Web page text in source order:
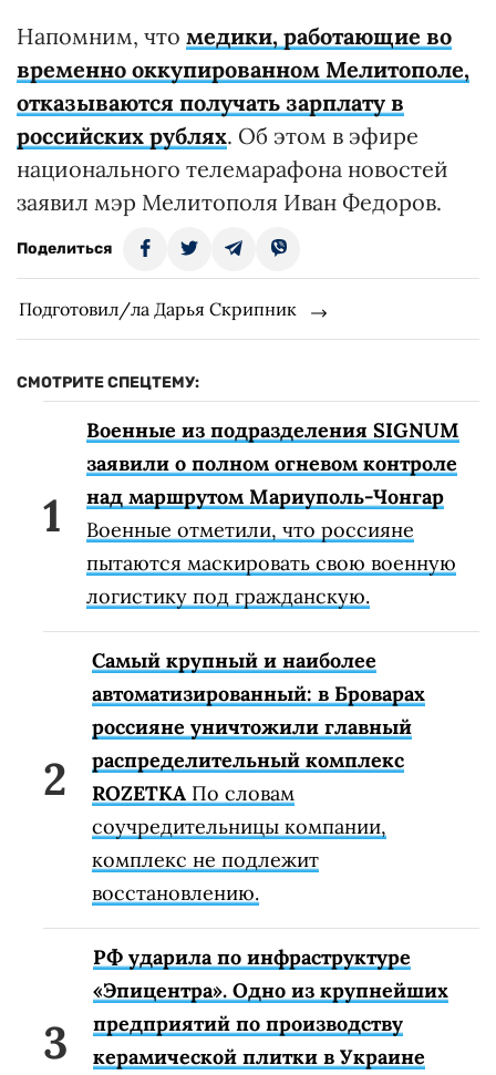
Напомним, что медики, работающие во
временно оккупированном Мелитополе,
отказываются получать зарплату в
российских рублях. Об этом в эфире
национального телемарафона новостей
заявил мэр Мелитополя Иван Федоров.
Поделиться
Подготовил/ла Дарья Скрипник
СМОТРИТЕ СПЕЦТЕМУ:
Военные из подразделения SIGNUM
заявили о полном огневом контроле
над маршрутом Мариуполь-Чонгар
Военные отметили, что россияне
пытаются маскировать свою военную
логистику под гражданскую.
Самый крупный и наиболее
автоматизированный: в Броварах
россияне уничтожили главный
распределительный комплекс
ROZETKA По словам
соучредительницы компании,
комплекс не подлежит
восстановлению.
РФ ударила по инфраструктуре
«Эпицентра». Одно из крупнейших
предприятий по производству
керамической плитки в Украине